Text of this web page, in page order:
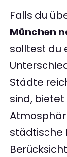
Falls du
München
solltest du
Städte
sind, bietet
städtische